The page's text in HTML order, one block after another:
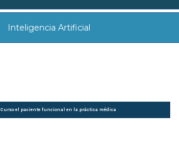
Inteligencia Artificial
Curso el paciente funcional en la práctica médica